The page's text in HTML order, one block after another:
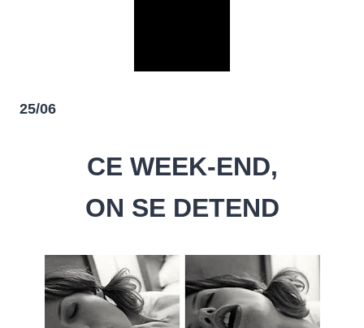
25/06
CE WEEK-END,
ON SE DETEND